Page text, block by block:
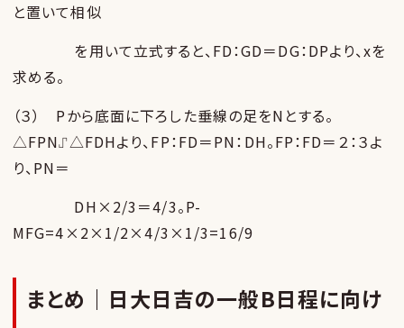
と置いて相似
を用いて立式すると、FD：GD＝DG：DPより、xを
求める。
（３） Pから底面に下ろした垂線の足をNとする。
△FPN⑀△FDHより、FP：FD＝PN：DH。FP：FD＝２：３よ
り、PN＝
DH×2/3＝4/3。P-
MFG=4×2×1/2×4/3×1/3=16/9
まとめ｜日大日吉の一般B日程に向け